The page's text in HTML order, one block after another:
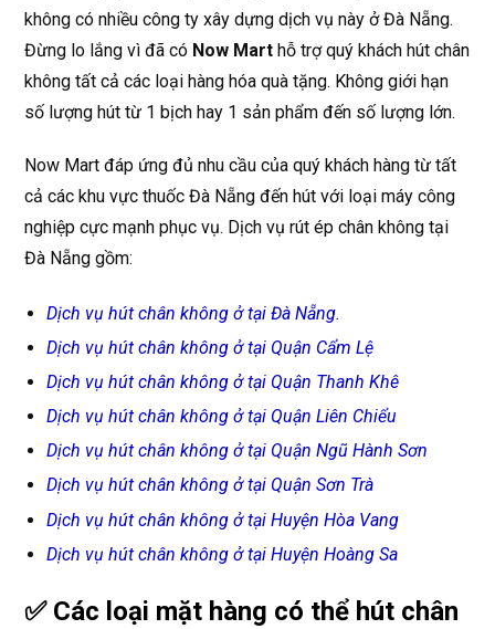
không có nhiều công ty xây dựng dịch vụ này ở Đà Nẵng.
Đừng lo lắng vì đã có Now Mart hỗ trợ quý khách hút chân
không tất cả các loại hàng hóa quà tặng. Không giới hạn
số lượng hút từ 1 bịch hay 1 sản phẩm đến số lượng lớn.
Now Mart đáp ứng đủ nhu cầu của quý khách hàng từ tất
cả các khu vực thuốc Đà Nẵng đến hút với loại máy công
nghiệp cực mạnh phục vụ. Dịch vụ rút ép chân không tại
Đà Nẵng gồm:
Dịch vụ hút chân không ở tại Đà Nẵng.
Dịch vụ hút chân không ở tại Quận Cẩm Lệ
Dịch vụ hút chân không ở tại Quận Thanh Khê
Dịch vụ hút chân không ở tại Quận Liên Chiểu
Dịch vụ hút chân không ở tại Quận Ngũ Hành Sơn
Dịch vụ hút chân không ở tại Quận Sơn Trà
Dịch vụ hút chân không ở tại Huyện Hòa Vang
Dịch vụ hút chân không ở tại Huyện Hoàng Sa
✅ Các loại mặt hàng có thể hút chân